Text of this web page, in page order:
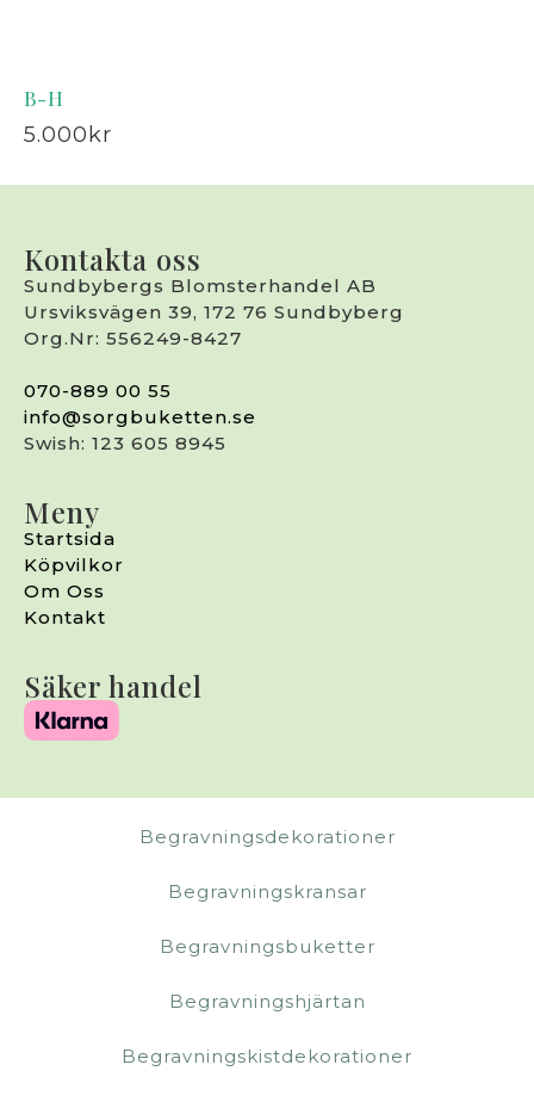
B-H
5.000kr
Kontakta oss
Sundbybergs Blomsterhandel AB
Ursviksvägen 39, 172 76 Sundbyberg
Org.Nr: 556249-8427
070-889 00 55
info@sorgbuketten.se
Swish: 123 605 8945
Meny
Startsida
Köpvilkor
Om Oss
Kontakt
Säker handel
Begravningsdekorationer
Begravningskransar
Begravningsbuketter
Begravningshjärtan
Begravningskistdekorationer